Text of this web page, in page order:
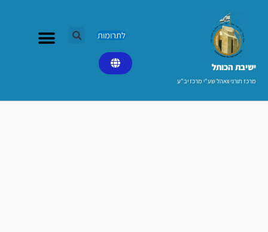
ישיבת הכותל​
מרכז תורני וואהל שע"י מרכז יב"ע
לתרומות